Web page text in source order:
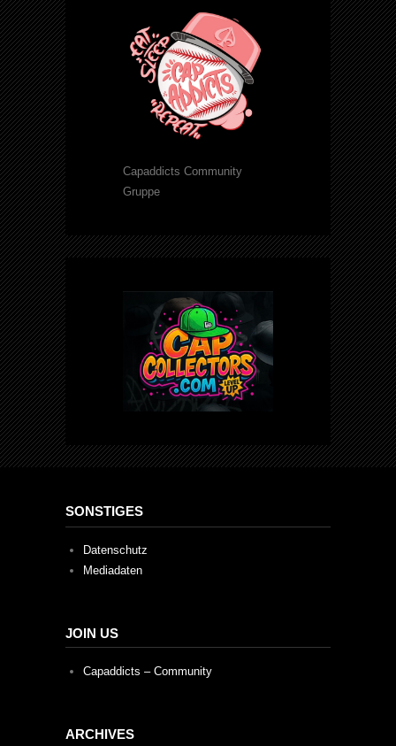
Capaddicts Community
Gruppe
SONSTIGES
Datenschutz
Mediadaten
JOIN US
Capaddicts – Community
ARCHIVES